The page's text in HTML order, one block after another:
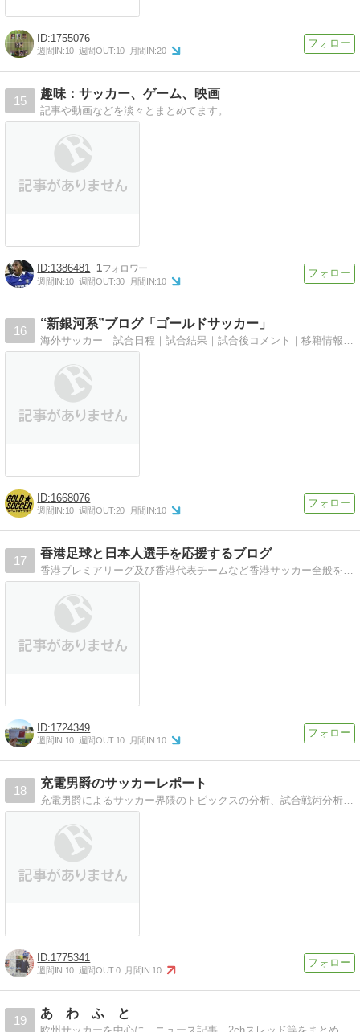
1755076
週間IN:10 週間OUT:10 月間IN:20
15
趣味：サッカー、ゲーム、映画
記事や動画などを淡々とまとめてます。
1386481 1
週間IN:10 週間OUT:30 月間IN:10
16
‘‘新銀河系”ブログ「ゴールドサッカー」
海外サッカー｜試合日程｜試合結果｜試合後コメント｜移籍情報｜コラム｜CL情報｜クラブW杯情報｜などを配信します。
1668076
週間IN:10 週間OUT:20 月間IN:10
17
香港足球と日本人選手を応援するブログ
香港プレミアリーグ及び香港代表チームなど香港サッカー全般を追いかけ、そこでプレーする日本人選手に焦点を当て応援しつつ紹介していきます！
1724349
週間IN:10 週間OUT:10 月間IN:10
18
充電男爵のサッカーレポート
充電男爵によるサッカー界隈のトピックスの分析、試合戦術分析ブログ
1775341
週間IN:10 週間OUT:0 月間IN:10
19
あ わ ふ と